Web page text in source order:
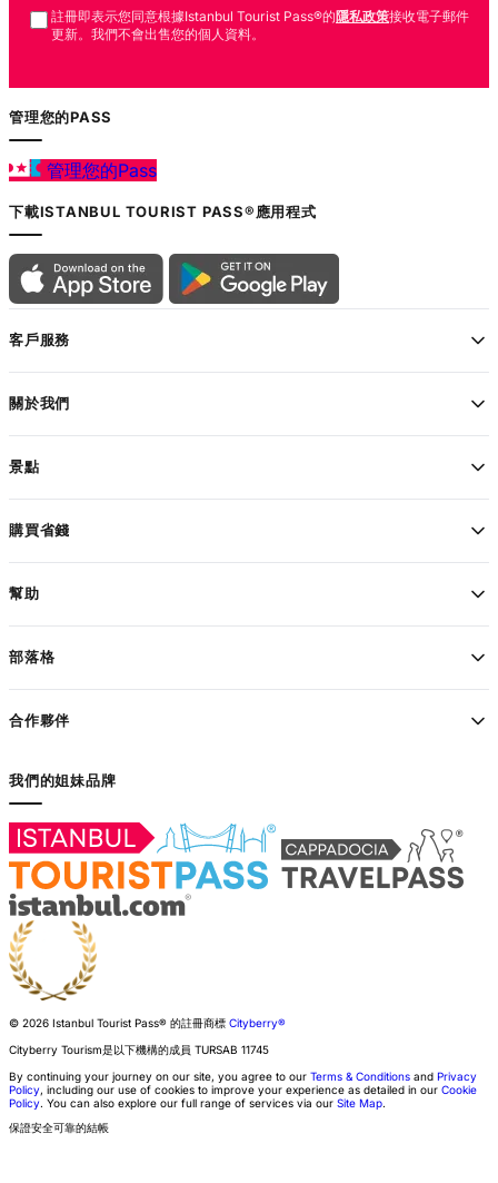
註冊即表示您同意根據Istanbul Tourist Pass®的隱私政策接收電子郵件
更新。我們不會出售您的個人資料。
管理您的PASS
管理您的Pass
下載ISTANBUL TOURIST PASS®應用程式
客戶服務
關於我們
景點
購買省錢
幫助
部落格
合作夥伴
我們的姐妹品牌
© 2026 Istanbul Tourist Pass® 的註冊商標 Cityberry®
Cityberry Tourism是以下機構的成員 TURSAB 11745
By continuing your journey on our site, you agree to our Terms & Conditions and Privacy
Policy, including our use of cookies to improve your experience as detailed in our Cookie
Policy. You can also explore our full range of services via our Site Map.
保證安全可靠的結帳